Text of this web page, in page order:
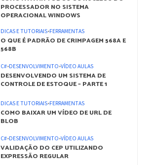
PROCESSADOR NO SISTEMA
OPERACIONAL WINDOWS
DICAS E TUTORIAIS•FERRAMENTAS
O QUE É PADRÃO DE CRIMPAGEM 568A E
568B
C#•DESENVOLVIMENTO•VÍDEO AULAS
DESENVOLVENDO UM SISTEMA DE
CONTROLE DE ESTOQUE – PARTE 1
DICAS E TUTORIAIS•FERRAMENTAS
COMO BAIXAR UM VÍDEO DE URL DE
BLOB
C#•DESENVOLVIMENTO•VÍDEO AULAS
VALIDAÇÃO DO CEP UTILIZANDO
EXPRESSÃO REGULAR